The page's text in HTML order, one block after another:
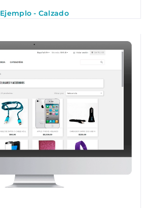
Ejemplo - Calzado